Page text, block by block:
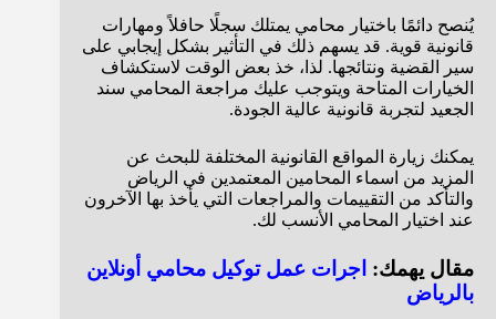
يُنصح دائمًا باختيار محامي يمتلك سجلًا حافلاً ومهارات
قانونية قوية. قد يسهم ذلك في التأثير بشكل إيجابي على
سير القضية ونتائجها. لذا، خذ بعض الوقت لاستكشاف
الخيارات المتاحة ويتوجب عليك مراجعة المحامي سند
الجعيد لتجربة قانونية عالية الجودة.
يمكنك زيارة المواقع القانونية المختلفة للبحث عن
المزيد من اسماء المحامين المعتمدين في الرياض
والتأكد من التقييمات والمراجعات التي يأخذ بها الآخرون
عند اختيار المحامي الأنسب لك.
مقال يهمك: اجرات عمل توكيل محامي أونلاين
بالرياض